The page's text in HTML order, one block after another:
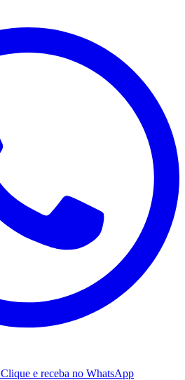
Clique e receba no WhatsApp